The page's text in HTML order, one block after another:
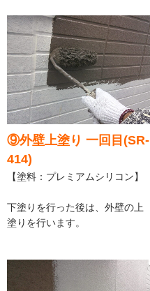
⑨外壁上塗り 一回目(SR-
414)
【塗料：プレミアムシリコン】
下塗りを行った後は、外壁の上
塗りを行います。